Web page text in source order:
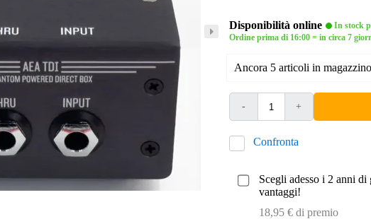
Disponibilità online
In stock
Ordine prima di 16:00 = in circa 7
Ancora 5 articoli in
- +
Confronta
Scegli adesso i 2 anni
vantaggi!
18,95 € di premio